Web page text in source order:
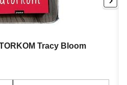
Tracy Bloom